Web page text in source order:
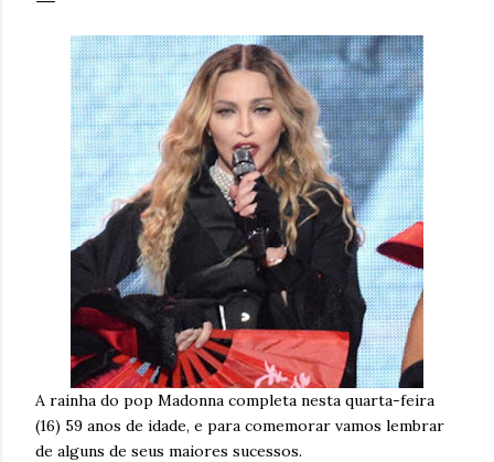
A rainha do pop Madonna completa nesta quarta-feira
(16) 59 anos de idade, e para comemorar vamos lembrar
de alguns de seus maiores sucessos.